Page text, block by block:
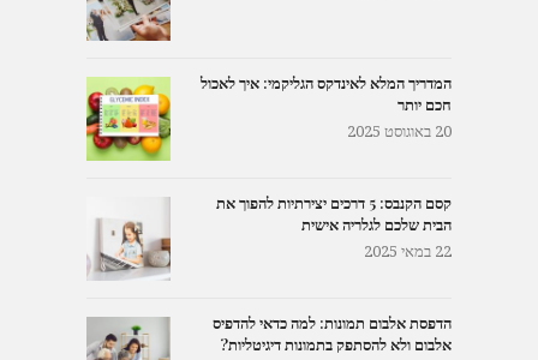
המדריך המלא לאינדקס הגליקמי: איך לאכול
חכם יותר
20 באוגוסט 2025
קסם הקנבס: 5 דרכים יצירתיות להפוך את
הבית שלכם לגלריה אישית
22 במאי 2025
הדפסת אלבום תמונות: למה כדאי להדפיס
אלבום ולא להסתפק בתמונות דיגיטליות?